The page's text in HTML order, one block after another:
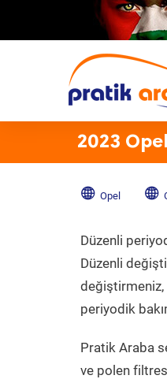
2023
Opel
Düzenli
Düzenli
değiştirmeniz,
periyodik
Pratik Araba
ve polen